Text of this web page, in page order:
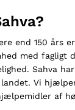
end 150 års
med fagligt
Sahva
Vi
af